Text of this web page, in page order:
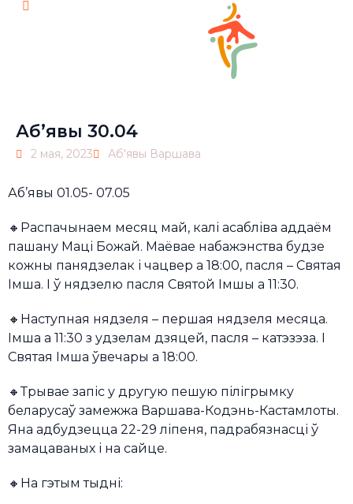
Аб’явы 30.04
2 мая, 2023 Аб'явы Варшава
Аб’явы 01.05- 07.05
🔸Распачынаем месяц май, калі асабліва аддаём
пашану Маці Божай. Маёвае набажэнства будзе
кожны панядзелак і чацвер а 18:00, пасля – Святая
Імша. І ў нядзелю пасля Святой Імшы а 11:30.
🔸Наступная нядзеля – першая нядзеля месяца.
Імша а 11:30 з удзелам дзяцей, пасля – катэзэза. І
Святая Імша ўвечары а 18:00.
🔸Трывае запіс у другую пешую пілігрымку
беларусаў замежжа Варшава-Кодэнь-Кастамлоты.
Яна адбудзецца 22-29 ліпеня, падрабязнасці ў
замацаваных і на сайце.
🔸На гэтым тыдні: